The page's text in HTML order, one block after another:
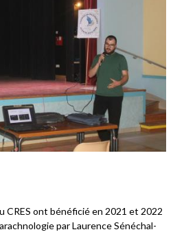
CRES ont bénéficié en 2021 et 2022
par Laurence Sénéchal-